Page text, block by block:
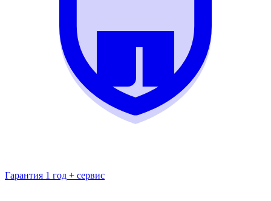
Гарантия 1 год + сервис